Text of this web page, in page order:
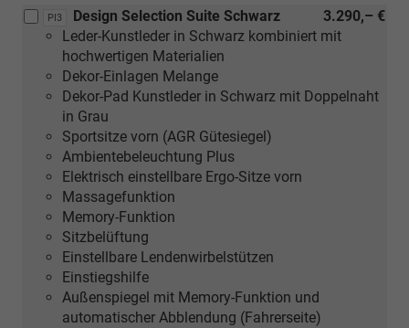
PI3 3.290,– €
Design Selection Suite Schwarz
Leder-Kunstleder in Schwarz kombiniert mit
hochwertigen Materialien
Dekor-Einlagen Melange
Dekor-Pad Kunstleder in Schwarz mit Doppelnaht
in Grau
Sportsitze vorn (AGR Gütesiegel)
Ambientebeleuchtung Plus
Elektrisch einstellbare Ergo-Sitze vorn
Massagefunktion
Memory-Funktion
Sitzbelüftung
Einstellbare Lendenwirbelstützen
Einstiegshilfe
Außenspiegel mit Memory-Funktion und
automatischer Abblendung (Fahrerseite)